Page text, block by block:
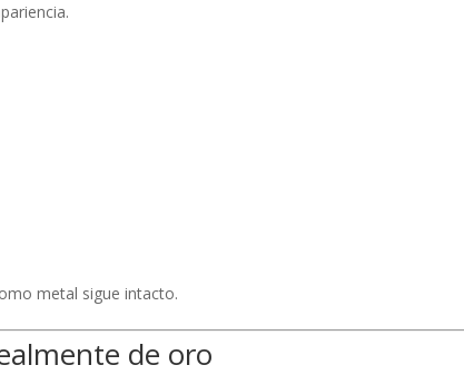
metal sigue intacto.
de oro